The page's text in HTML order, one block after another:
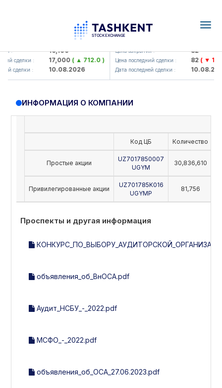
: 16,100
сделки : 17,000( ▲ 712.0 )
сделки : 10.08.2026
KFSK (<Kafolat sug'urta
Цена закрытия : 82
Цена последний сделки : 82( ▼ 1.91
Дата последней сделки : 10.08.2026
ИНФОРМАЦИЯ О КОМПАНИИ
Код ЦБ Количество
Простые акции
UZ7017850007
UGYM
30,836,610
Привилегированные акции
UZ701785K016
UGYMP
81,756
Проспекты и другая информация
объявления_об_ВнОСА.pdf
Аудит_НСБУ_-_2022.pdf
МСФО_-_2022.pdf
объявления_об_ОСА_27.06.2023.pdf